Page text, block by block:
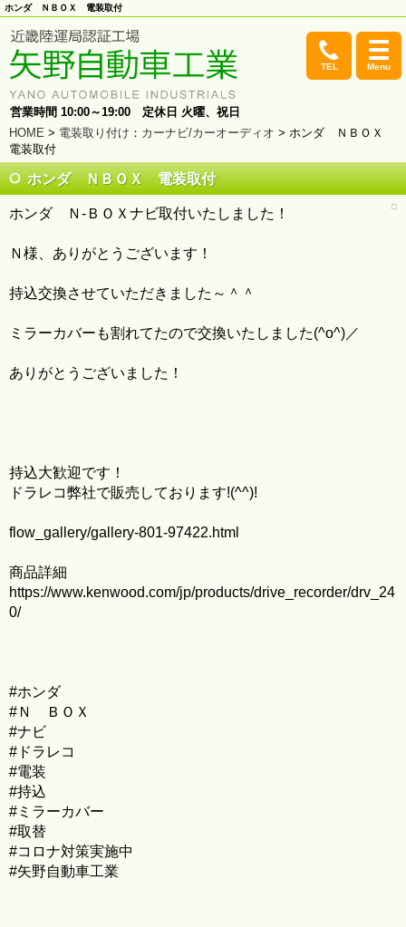
ホンダ ＮＢＯＸ 電装取付
TEL Menu
営業時間 10:00～19:00 定休日 火曜、祝日
HOME > 電装取り付け ： カーナビ/カーオーディオ > ホンダ ＮＢＯＸ
電装取付
ホンダ ＮＢＯＸ 電装取付
ホンダ Ｎ‐ＢＯＸナビ取付いたしました！
Ｎ様、ありがとうございます！
持込交換させていただきました～＾＾
ミラーカバーも割れてたので交換いたしました(^o^)／
ありがとうございました！
持込大歓迎です！
ドラレコ弊社で販売しております!(^^)!
flow_gallery/gallery-801-97422.html
商品詳細
https://www.kenwood.com/jp/products/drive_recorder/drv_24
0/
#ホンダ
#Ｎ ＢＯＸ
#ナビ
#ドラレコ
#電装
#持込
#ミラーカバー
#取替
#コロナ対策実施中
#矢野自動車工業